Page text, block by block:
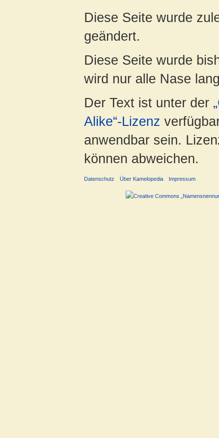
Diese Seite wurde
geändert.
Diese Seite wurde
wird nur alle Nase
Der Text ist unter der
Alike“-Lizenz
anwendbar sein.
können abweichen.
Datenschutz Über Kamelopedia Impressum